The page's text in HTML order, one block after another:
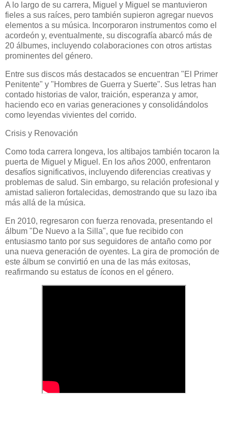
A lo largo de su carrera, Miguel y Miguel se mantuvieron
fieles a sus raíces, pero también supieron agregar nuevos
elementos a su música. Incorporaron instrumentos como el
acordeón y, eventualmente, su discografía abarcó más de
20 álbumes, incluyendo colaboraciones con otros artistas
prominentes del género.
Entre sus discos más destacados se encuentran "El Primer
Penitente" y "Hombres de Guerra y Suerte". Sus letras han
contado historias de valor, traición, esperanza y amor,
haciendo eco en varias generaciones y consolidándolos
como leyendas vivientes del corrido.
Crisis y Renovación
Como toda carrera longeva, los altibajos también tocaron la
puerta de Miguel y Miguel. En los años 2000, enfrentaron
desafíos significativos, incluyendo diferencias creativas y
problemas de salud. Sin embargo, su relación profesional y
amistad salieron fortalecidas, demostrando que su lazo iba
más allá de la música.
En 2010, regresaron con fuerza renovada, presentando el
álbum "De Nuevo a la Silla", que fue recibido con
entusiasmo tanto por sus seguidores de antaño como por
una nueva generación de oyentes. La gira de promoción de
este álbum se convirtió en una de las más exitosas,
reafirmando su estatus de íconos en el género.